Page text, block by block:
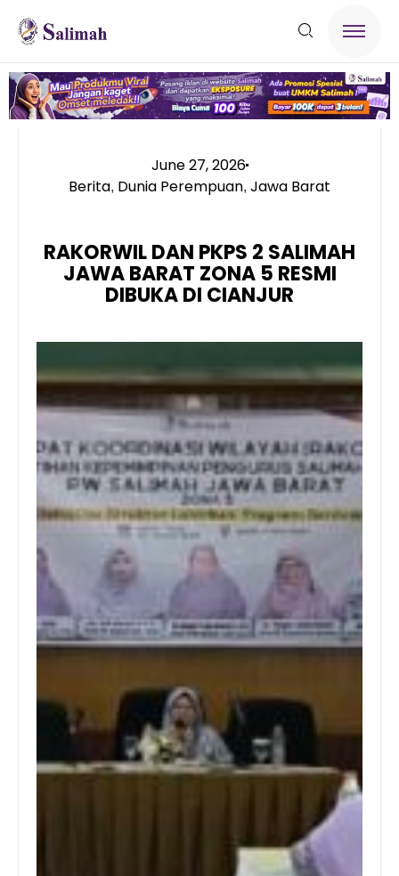
June 27, 2026
Berita, Dunia Perempuan, Jawa Barat
RAKORWIL DAN PKPS 2 SALIMAH
JAWA BARAT ZONA 5 RESMI
DIBUKA DI CIANJUR